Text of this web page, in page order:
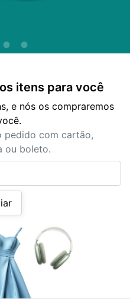
itens para você
e nós os compraremos
pedido com cartão,
ou boleto.